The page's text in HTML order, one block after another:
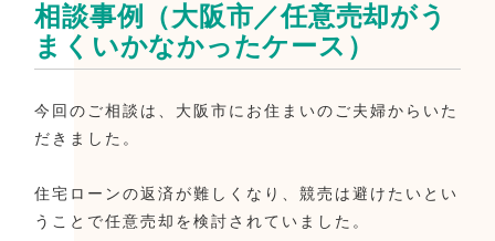
相談事例（大阪市／任意売却がう
まくいかなかったケース）
今回のご相談は、大阪市にお住まいのご夫婦からいた
だきました。
住宅ローンの返済が難しくなり、競売は避けたいとい
うことで任意売却を検討されていました。